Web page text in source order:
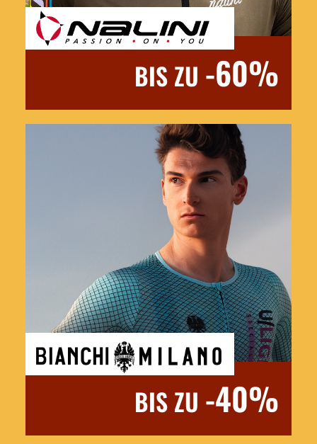
BIS ZU -60%
Jetzt entdecken
BIS ZU -40%
Jetzt entdecken